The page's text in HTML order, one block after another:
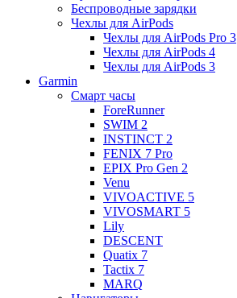
Беспроводные зарядки
Чехлы для AirPods
Чехлы для AirPods Pro 3
Чехлы для AirPods 4
Чехлы для AirPods 3
Garmin
Смарт часы
ForeRunner
SWIM 2
INSTINCT 2
FENIX 7 Pro
EPIX Pro Gen 2
Venu
VIVOACTIVE 5
VIVOSMART 5
Lily
DESCENT
Quatix 7
Tactix 7
MARQ